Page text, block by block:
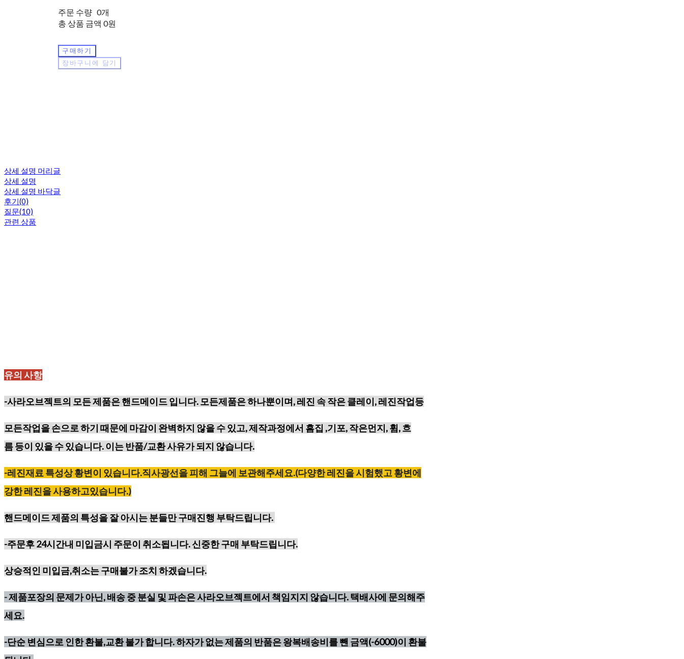
주문 수량 0개
총 상품 금액 0원
구매하기
장바구니에 담기
상세 설명 머리글
상세 설명
상세 설명 바닥글
후기(0)
질문(10)
관련 상품
유의 사항
-사라오브젝트의 모든 제품은 핸드메이드 입니다. 모든제품은 하나뿐이며, 레진 속 작은 클레이, 레진작업등
모든작업을 손으로 하기 때문에 마감이 완벽하지 않을 수 있고,제작과정에서 흠집 ,기포, 작은먼지, 휨, 흐
름 등이 있을 수 있습니다. 이는 반품/교환 사유가 되지 않습니다.
-레진재료 특성상황변이 있습니다.직사광선을피해 그늘에 보관해주세요.(다양한레진을시험했고황변에
강한레진을사용하고있습니다.)
핸드메이드 제품의 특성을 잘 아시는 분들만 구매진행 부탁드립니다.
-주문후 24시간내 미입금시 주문이 취소됩니다. 신중한 구매 부탁드립니다.
상승적인 미입금,취소는 구매불가 조치 하겠습니다.
-제품포장의 문제가 아닌, 배송 중 분실 및 파손은 사라오브젝트에서 책임지지 않습니다. 택배사에 문의해주
세요.
-단순 변심으로 인한 환불,교환 불가 합니다. 하자가 없는 제품의 반품은 왕복배송비를 뺀 금액(-6000)이 환불